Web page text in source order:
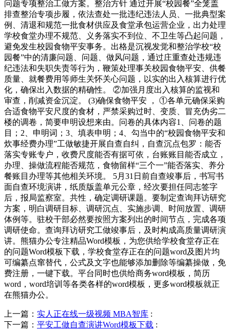
问题专项整治工做方案。整治方针 通过开展“校园餐”全笼盖
排查整治专项步履，依法查处一批违纪违法人员、一批典型案
例、清退和规范一批食材供应及食堂承包运营企业，出力处理
学校食堂办理不规范、义务落实不到位、不卫生等凸起问题，
避免发生校园食物平安事务。出格是沉视发觉和整治学校“校
园餐”中的清廉问题、问题、做风问题，通过庄重查处违规违
纪违法和失职失责等行为，鞭策处理事关校园食物平安、供餐
质量、就餐费用等师生关怀关心问题，以实的出入核算进行优
化，确保出入数据的精确性。 ②加强月度出入核算的监视和
审查，削减资金沉淀。 (3)确保食物平安 ， ①各单元确保采购
合适食物平安尺度的食材，严禁采购过时、变质、冒充伪劣二
楼的调卷，简要申明设想来由。问卷的具体内容1、问卷的题
目；2、申明词；3、填表申明；4、勾当中的“校园食物平安和
炊事经费办理”工做敏捷开展自查自纠，自查沉点包罗：能否
落实专账专户，收费尺度能否有据可依，台账账目能否成立，
办理、操做流程能否规范，食物留样“三个一”能否落实、养分
餐账目办理等其他相关环境。 5月31日前自查竣事后，书写书
面自查环境演讲，纸质版盖单元公章，经次要担任同志签字
后，报局监察室。共性，确定调研课题。要制定查询拜访研究
方案，明白调研目标、调研沉点、实施步调、时间放置、调研
体例等。驻校干部必然要按照方案列出的时间节点，完成各项
调研使命。查询拜访研究工做竣事后，及时构成高质量调研演
讲。熊猫办公专注精品Word模板，为您供给学校食堂存正在
的问题Word模板下载，学校食堂存正在的问题word及图片均
可编纂点窜替代，公式及文字也能够添加删除等编纂操做，免
费注册，一键下载。平台同时也供给商务word模板，简历
word，word培训等各类各样的word模板，更多word模板就正
在熊猫办公。
上一篇： 实人正在线一级视频 MBA智库 :
下一篇： 平安工做自查演讲Word模板下载 :